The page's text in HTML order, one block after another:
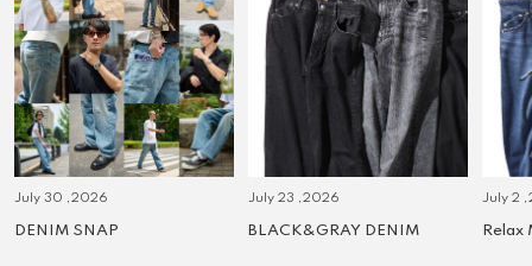
July 30 ,2026
DENIM SNAP
July 23 ,2026
BLACK&GRAY DENIM
July 2
Relax